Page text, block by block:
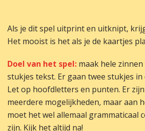
Als je dit spel uitprint en uitknipt,
Het mooist is het als je de kaartjes
Doel van het spel: maak hele zinnen
stukjes tekst. Er gaan twee stukjes in
Let op hoofdletters en punten. Er zijn
meerdere mogelijkheden, maar aan
moet het wel allemaal grammaticaal
zijn. Kijk het altijd na!